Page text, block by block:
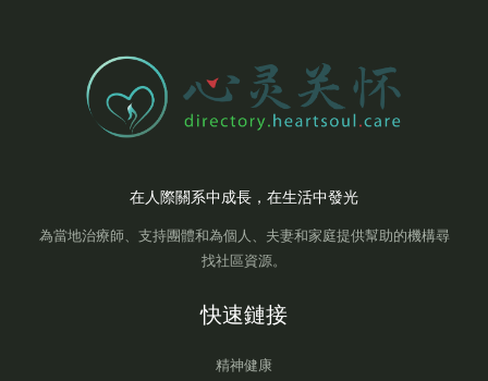
在人際關系中成長，在生活中發光
為當地治療師、支持團體和為個人、夫妻和家庭提供幫助的機構尋
找社區資源。
快速鏈接
精神健康